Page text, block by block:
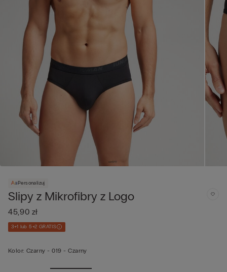
Personalizuj
Slipy z Mikrofibry z Logo
45,90 zł
3+1 lub 5+2 GRATIS
Kolor: Czarny -019 - Czarny